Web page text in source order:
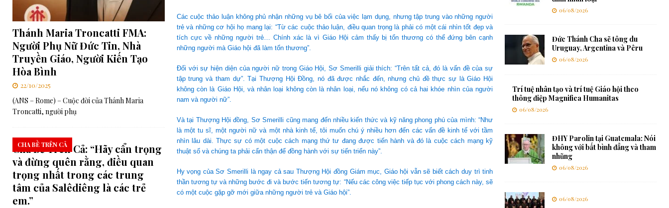
Các cuộc thảo luận không phủ nhận những vụ bê bối của việc lạm dụng, nhưng tập trung vào những người
trẻ và những cơ hội họ mang lại: “Từ các cuộc thảo luận, điều quan trọng là phải có một cái nhìn tốt đẹp và
tích cực về những người trẻ… Chính xác là vì Giáo Hội cảm thấy bị tổn thương có thể đứng bên cạnh
những người mà Giáo hội đã làm tổn thương”.
Đối với sự hiện diện của người nữ trong Giáo Hội, Sơ Smerilli giải thích: “Trên tất cả, đó là vấn đề của sự
tập trung và tham dự”. Tại Thượng Hội Đồng, nó đã được nhắc đến, nhưng chủ đề thực sự là Giáo Hội
không còn là Giáo Hội, và nhân loại không còn là nhân loại, nếu nó không có cả hai khóe nhìn của người
nam và người nữ”.
Và tại Thượng Hội đồng, Sơ Smerilli cũng mang đến nhiều kiến ​​thức và kỹ năng phong phú của mình: “Như
là một tu sĩ, một người nữ và một nhà kinh tế, tôi muốn chú ý nhiều hơn đến các vấn đề kinh tế với tầm
nhìn lâu dài. Thực sự có một cuộc cách mạng thứ tư đang được tiến hành và đó là cuộc cách mạng kỹ
thuật số và chúng ta phải cẩn thận để đồng hành với sự tiến triển này”.
Hy vọng của Sơ Smerilli là ngay cả sau Thượng Hội đồng Giám mục, Giáo hội vẫn sẽ biết cách duy trì tinh
thần tương tự và những bước đi và bước tiến tương tự: “Nếu các công việc tiếp tục với phong cách này, sẽ
có một cuộc gặp gỡ mới giữa những người trẻ và Giáo hội”.
Thánh Maria Troncatti FMA:
Người Phụ Nữ Đức Tin, Nhà
Truyền Giáo, Người Kiến Tạo
Hòa Bình
22/10/2025
(ANS – Rome) – Cuộc đời của Thánh Maria
Troncatti, người phụ
Cha Bề Trên Cả: “Hãy cẩn trọng
và đừng quên rằng, điều quan
trọng nhất trong các trung
tâm của Salêdiêng là các trẻ
em.”
CHA BỀ TRÊN CẢ
06/08/2026
Đức Thánh Cha sẽ tông du
Uruguay, Argentina và Pêru
06/08/2026
Trí tuệ nhân tạo và trí tuệ Giáo hội theo
thông điệp Magnifica Humanitas
06/08/2026
ĐHY Parolin tại Guatemala: Nói
không với bất bình đẳng và tham
nhũng
06/08/2026
06/08/2026